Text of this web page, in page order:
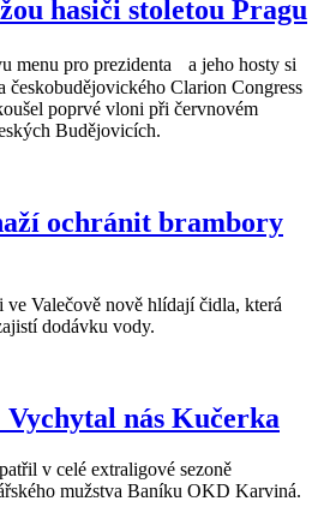
hasiči stoletou Pragu
menu pro prezidenta a jeho hosty si
českobudějovického Clarion Congress
poprvé vloni při červnovém
Budějovicích.
ochránit brambory
Valečově nově hlídají čidla, která
dodávku vody.
nás Kučerka
v celé extraligové sezoně
mužstva Baníku OKD Karviná.